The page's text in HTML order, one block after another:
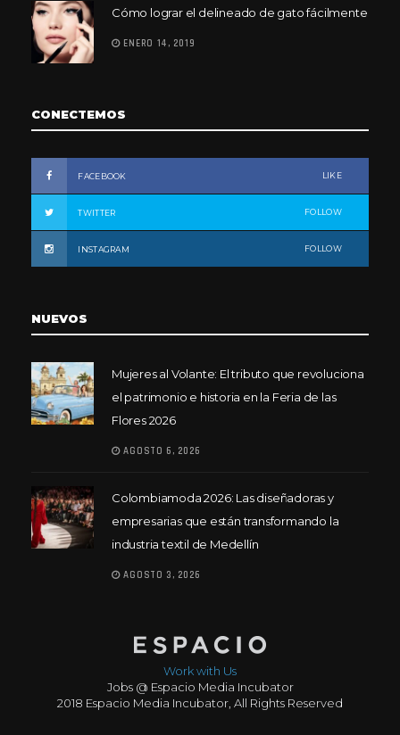
Cómo lograr el delineado de gato fácilmente
ENERO 14, 2019
CONECTEMOS
FACEBOOK LIKE
TWITTER FOLLOW
INSTAGRAM FOLLOW
NUEVOS
Mujeres al Volante: El tributo que revoluciona
el patrimonio e historia en la Feria de las
Flores 2026
AGOSTO 6, 2026
Colombiamoda 2026: Las diseñadoras y
empresarias que están transformando la
industria textil de Medellín
AGOSTO 3, 2026
Work with Us
Jobs @ Espacio Media Incubator
2018 Espacio Media Incubator, All Rights Reserved